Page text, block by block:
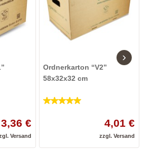
3,36 €
Versand
Ordnerkarton “V2”
58x32x32 cm
4,01 €
zzgl.Versand
›